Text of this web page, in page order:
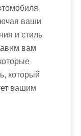
ваши
и стиль
вам
который
вашим